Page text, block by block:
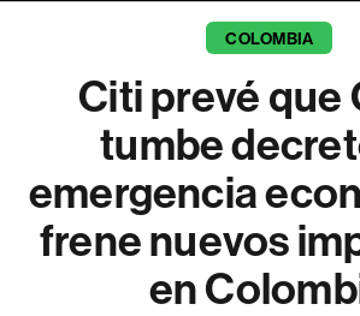
COLOMBIA
Citi prevé que
tumbe
emergencia
frene nuevos
en